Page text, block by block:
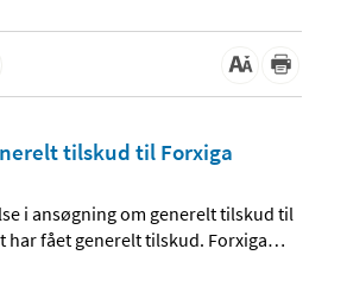
tilskud til Forxiga
i ansøgning om generelt tilskud til
har fået generelt tilskud. Forxiga…